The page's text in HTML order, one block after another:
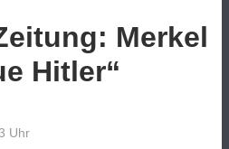
Merkel
Hitler“
Uhr